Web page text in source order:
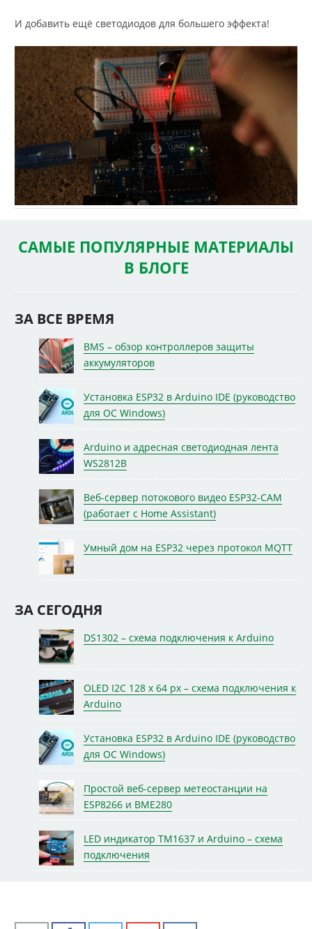
И добавить ещё светодиодов для большего эффекта!
САМЫЕ ПОПУЛЯРНЫЕ МАТЕРИАЛЫ
В БЛОГЕ
ЗА ВСЕ ВРЕМЯ
BMS – обзор контроллеров защиты
аккумуляторов
Установка ESP32 в Arduino IDE (руководство
для ОС Windows)
Arduino и адресная светодиодная лента
WS2812B
Веб-сервер потокового видео ESP32-CAM
(работает с Home Assistant)
Умный дом на ESP32 через протокол MQTT
ЗА СЕГОДНЯ
DS1302 – схема подключения к Arduino
OLED I2C 128 x 64 px – схема подключения к
Arduino
Установка ESP32 в Arduino IDE (руководство
для ОС Windows)
Простой веб-сервер метеостанции на
ESP8266 и BME280
LED индикатор TM1637 и Arduino – схема
подключения